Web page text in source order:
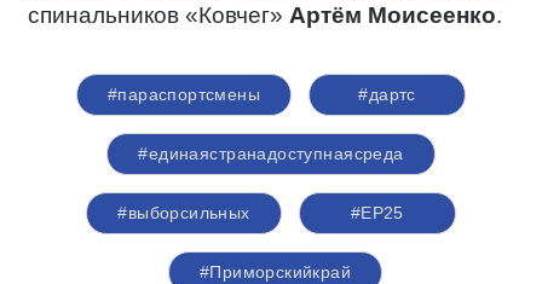
спинальников «Ковчег» Артём Моисеенко.
#параспортсмены #дартс
#единаястранадоступнаясреда
#выборсильных #ЕР25
#Приморскийкрай